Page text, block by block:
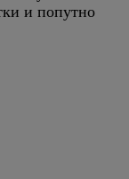
и попутно